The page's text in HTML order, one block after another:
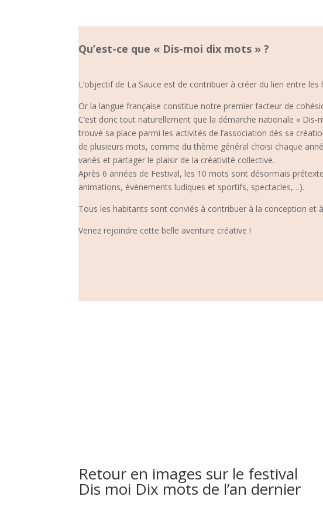
Qu’est-ce que « Dis-moi dix mots » ?
L’objectif de La Sauce est de contribuer à créer du lien entre les
Or la langue française constitue notre premier facteur de
C’est donc tout naturellement que la démarche nationale «
trouvé sa place parmi les activités de l’association dès sa
de plusieurs mots, comme du thème général choisi chaque
variés et partager le plaisir de la créativité collective.
Après 6 années de Festival, les 10 mots sont désormais
animations, évènements ludiques et sportifs, spectacles,…).
Tous les habitants sont conviés à contribuer à la conception et
Venez rejoindre cette belle aventure créative !
Retour en images sur le festival
Dis moi Dix mots de l’an dernier